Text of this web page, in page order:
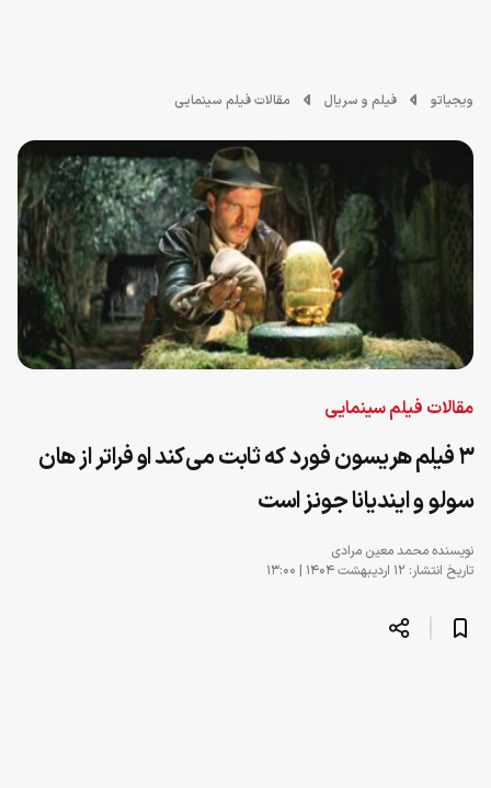
ویجیاتو فیلم و سریال مقالات فیلم سینمایی
مقالات فیلم سینمایی
۳ فیلم‌ هریسون فورد که ثابت می‌کند او فراتر از هان
سولو و ایندیانا جونز است
نویسندهمحمد معین مرادی
تاریخ انتشار: ۱۲ اردیبهشت ۱۴۰۴ | ۱۳:۰۰